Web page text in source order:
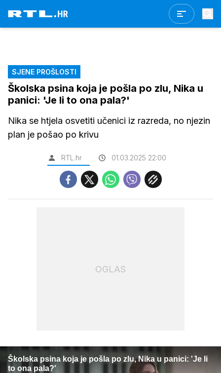
SJENE PROŠLOSTI
Školska psina koja je pošla po zlu, Nika u
panici: 'Je li to ona pala?'
Nika se htjela osvetiti učenici iz razreda, no njezin
plan je pošao po krivu
RTL.hr 01.03.2025 22:00
OGLAS
Školska psina koja je pošla po zlu, Nika u panici: 'Je li
to ona pala?'